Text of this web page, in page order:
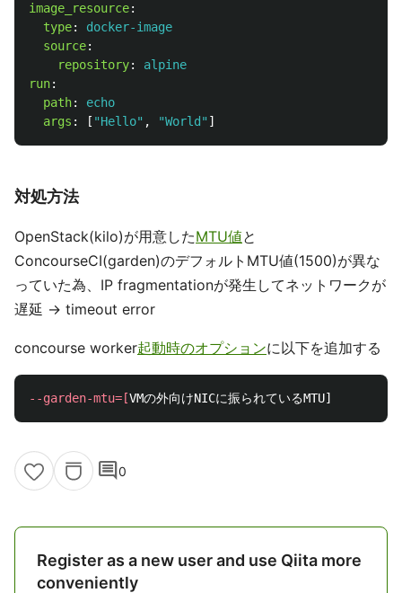
image_resource:
type:
docker-image
source:
repository:
alpine
run:
path:
echo
args : [ "Hello" , "World" ]
対処方法
OpenStack(kilo)が用意したMTU値と
ConcourseCI(garden)のデフォルトMTU値(1500)が異な
っていた為、IP fragmentationが発生してネットワークが
遅延 -> timeout error
concourse worker起動時のオプションに以下を追加する
--garden-mtu=[
comment0
Register as a new user and use Qiita more
conveniently